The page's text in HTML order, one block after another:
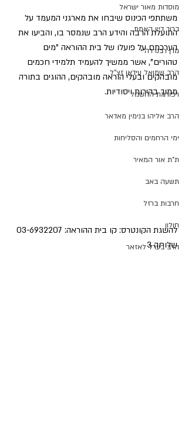
מוסדות מאור ישראל
ברוך דיין האמת
מרן רבנו רה"י
הרב שמואל עידאן זצ"ל
רפורמת החשמל
הרב אליהו בנימין מאדאר
ימי הרחמים והסליחות
ת"ת אור המאיר
תשעה באב
חרבות ברזל
חולון
הרב בערל לאזאר
משתתפי הכינוס שיבחו את מארגני המעמד על
התועלת הרבה והידע הרב שנמסר בו, והביעו את
הערכתם על פועלו של בית ההוראה "מים
טהורים", אשר ממשיך להעמיד תלמידי חכמים
מובהקים ובעלי הוראה מובהקים, ההוגים בתורה
מתוך בהירות ויסודיות.
שלוחה 3